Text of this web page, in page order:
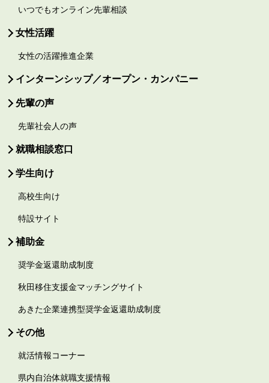
いつでもオンライン先輩相談
女性活躍
女性の活躍推進企業
インターンシップ／オープン・カンパニー
先輩の声
先輩社会人の声
就職相談窓口
学生向け
高校生向け
特設サイト
補助金
奨学金返還助成制度
秋田移住支援金マッチングサイト
あきた企業連携型奨学金返還助成制度
その他
就活情報コーナー
県内自治体就職支援情報